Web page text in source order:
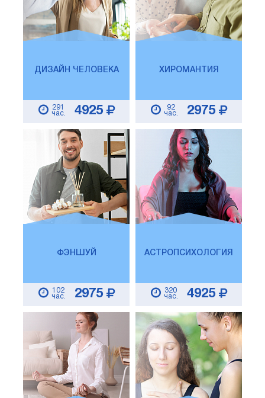
ДИЗАЙН ЧЕЛОВЕКА
291
час.
4925
ХИРОМАНТИЯ
92
час.
2975
ФЭНШУЙ
102
час.
2975
АСТРОПСИХОЛОГИЯ
320
час.
4925